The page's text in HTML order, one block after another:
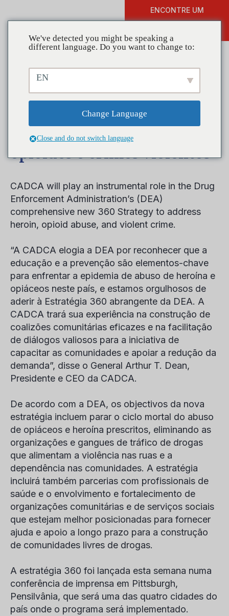
ENCONTRE UM
CADCA se une à estratégia
abrangente da DEA para
lidar com heroína, abuso de
opioides e crimes violentos
CADCA will play an instrumental role in the Drug
Enforcement Administration’s (DEA)
comprehensive new 360 Strategy to address
heroin, opioid abuse, and violent crime.
“A CADCA elogia a DEA por reconhecer que a
educação e a prevenção são elementos-chave
para enfrentar a epidemia de abuso de heroína e
opiáceos neste país, e estamos orgulhosos de
aderir à Estratégia 360 abrangente da DEA. A
CADCA trará sua experiência na construção de
coalizões comunitárias eficazes e na facilitação
de diálogos valiosos para a iniciativa de
capacitar as comunidades e apoiar a redução da
demanda”, disse o General Arthur T. Dean,
Presidente e CEO da CADCA.
De acordo com a DEA, os objectivos da nova
estratégia incluem parar o ciclo mortal do abuso
de opiáceos e heroína prescritos, eliminando as
organizações e gangues de tráfico de drogas
que alimentam a violência nas ruas e a
dependência nas comunidades. A estratégia
incluirá também parcerias com profissionais de
saúde e o envolvimento e fortalecimento de
organizações comunitárias e de serviços sociais
que estejam melhor posicionadas para fornecer
ajuda e apoio a longo prazo para a construção
de comunidades livres de drogas.
A estratégia 360 foi lançada esta semana numa
conferência de imprensa em Pittsburgh,
Pensilvânia, que será uma das quatro cidades do
país onde o programa será implementado.
We've detected you might be speaking a
different language. Do you want to change to:
EN
Change Language
Close and do not switch language